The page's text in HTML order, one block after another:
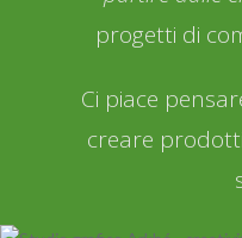
progetti di
Ci piace
creare